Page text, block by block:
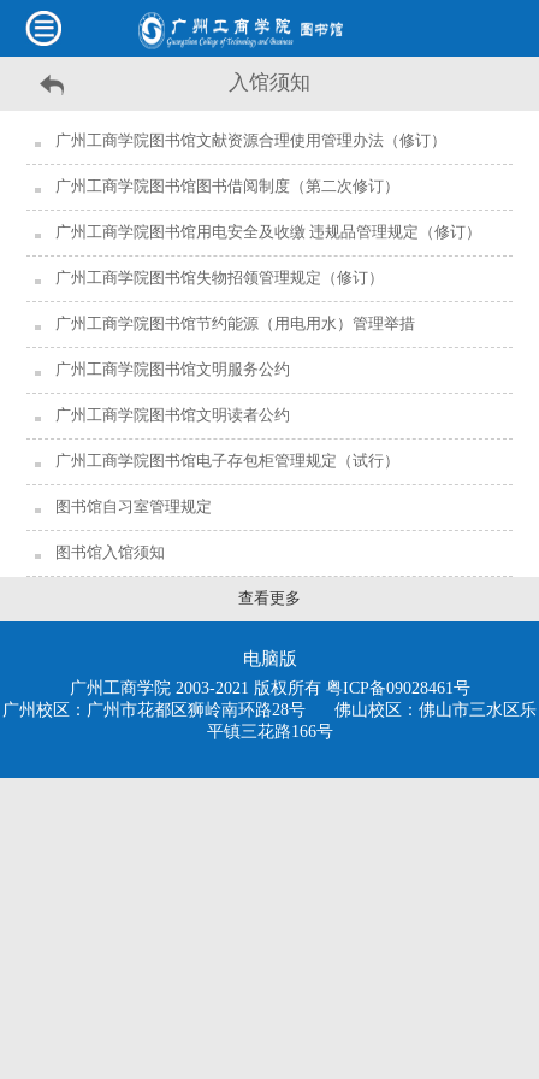
入馆须知
广州工商学院图书馆文献资源合理使用管理办法（修订）
广州工商学院图书馆图书借阅制度（第二次修订）
广州工商学院图书馆用电安全及收缴 违规品管理规定（修订）
广州工商学院图书馆失物招领管理规定（修订）
广州工商学院图书馆节约能源（用电用水）管理举措
广州工商学院图书馆文明服务公约
广州工商学院图书馆文明读者公约
广州工商学院图书馆电子存包柜管理规定（试行）
图书馆自习室管理规定
图书馆入馆须知
查看更多
电脑版
广州工商学院 2003-2021 版权所有 粤ICP备09028461号
广州校区：广州市花都区狮岭南环路28号 佛山校区：佛山市三水区乐
平镇三花路166号